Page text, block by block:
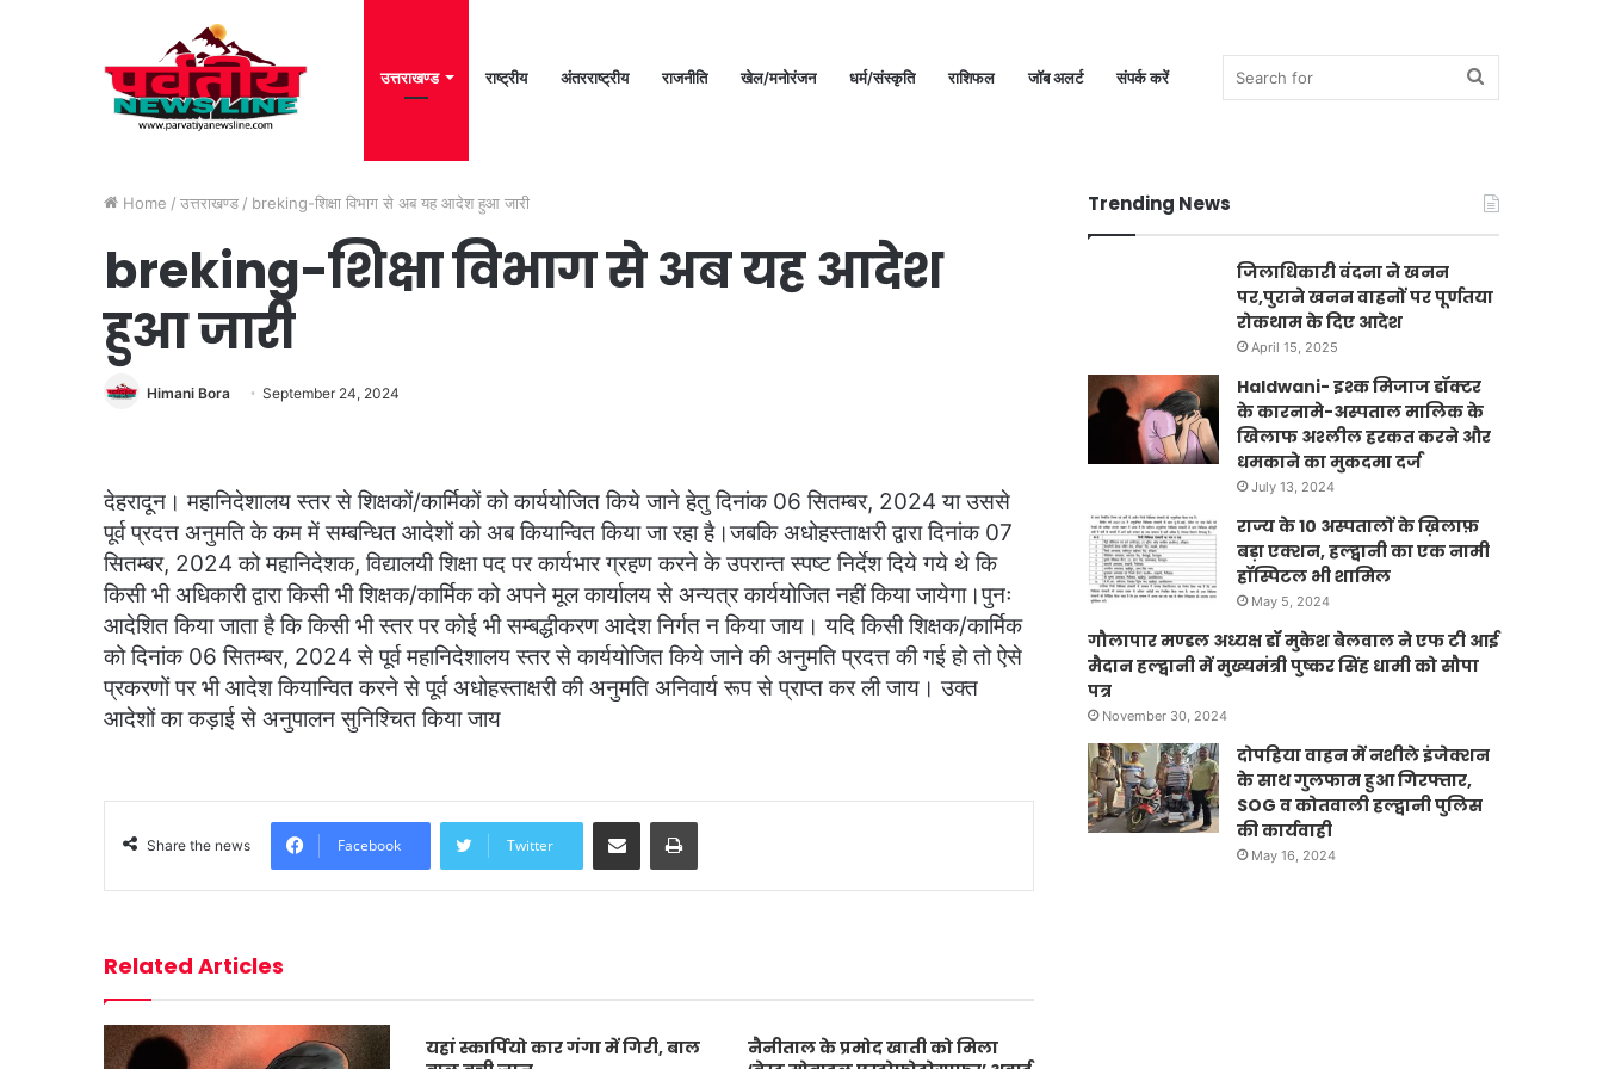
उत्तराखण्ड राष्ट्रीय अंतरराष्ट्रीय राजनीति खेल/मनोरंजन धर्म/संस्कृति राशिफल जॉब अलर्ट संपर्क करें
for
Home / उत्तराखण्ड / breking-शिक्षा विभाग से अब यह आदेश हुआ जारी
breking-शिक्षा विभाग से अब यह आदेश
हुआ जारी
Himani Bora September 24, 2024
देहरादून। महानिदेशालय स्तर से शिक्षकों/कार्मिकों को कार्ययोजित किये जाने हेतु दिनांक 06 सितम्बर, 2024 या उससे
पूर्व प्रदत्त अनुमति के कम में सम्बन्धित आदेशों को अब कियान्वित किया जा रहा है।जबकि अधोहस्ताक्षरी द्वारा दिनांक 07
सितम्बर, 2024 को महानिदेशक, विद्यालयी शिक्षा पद पर कार्यभार ग्रहण करने के उपरान्त स्पष्ट निर्देश दिये गये थे कि
किसी भी अधिकारी द्वारा किसी भी शिक्षक/कार्मिक को अपने मूल कार्यालय से अन्यत्र कार्ययोजित नहीं किया जायेगा।पुनः
आदेशित किया जाता है कि किसी भी स्तर पर कोई भी सम्बद्धीकरण आदेश निर्गत न किया जाय। यदि किसी शिक्षक/कार्मिक
को दिनांक 06 सितम्बर, 2024 से पूर्व महानिदेशालय स्तर से कार्ययोजित किये जाने की अनुमति प्रदत्त की गई हो तो ऐसे
प्रकरणों पर भी आदेश कियान्वित करने से पूर्व अधोहस्ताक्षरी की अनुमति अनिवार्य रूप से प्राप्त कर ली जाय। उक्त
आदेशों का कड़ाई से अनुपालन सुनिश्चित किया जाय
Share the news Facebook Twitter
Share via Email Print
Related Articles
यहां स्कार्पियो कार गंगा में गिरी, बाल
नैनीताल के प्रमोद खाती को मिला
Trending News
जिलाधिकारी वंदना ने खनन
पर,पुराने खनन वाहनों पर पूर्णतया
रोकथाम के दिए आदेश
April 15, 2025
Haldwani- इश्क मिजाज डॉक्टर
के कारनामे-अस्पताल मालिक के
खिलाफ अश्लील हरकत करने और
धमकाने का मुकदमा दर्ज
July 13, 2024
राज्य के 10 अस्पतालों के ख़िलाफ़
बड़ा एक्शन, हल्द्वानी का एक नामी
हॉस्पिटल भी शामिल
May 5, 2024
गौलापार मण्डल अध्यक्ष डॉ मुकेश बेलवाल ने एफ टी आई
मैदान हल्द्वानी में मुख्यमंत्री पुष्कर सिंह धामी को सौपा
पत्र
November 30, 2024
दोपहिया वाहन में नशीले इंजेक्शन
के साथ गुलफाम हुआ गिरफ्तार,
SOG व कोतवाली हल्द्वानी पुलिस
की कार्यवाही
May 16, 2024